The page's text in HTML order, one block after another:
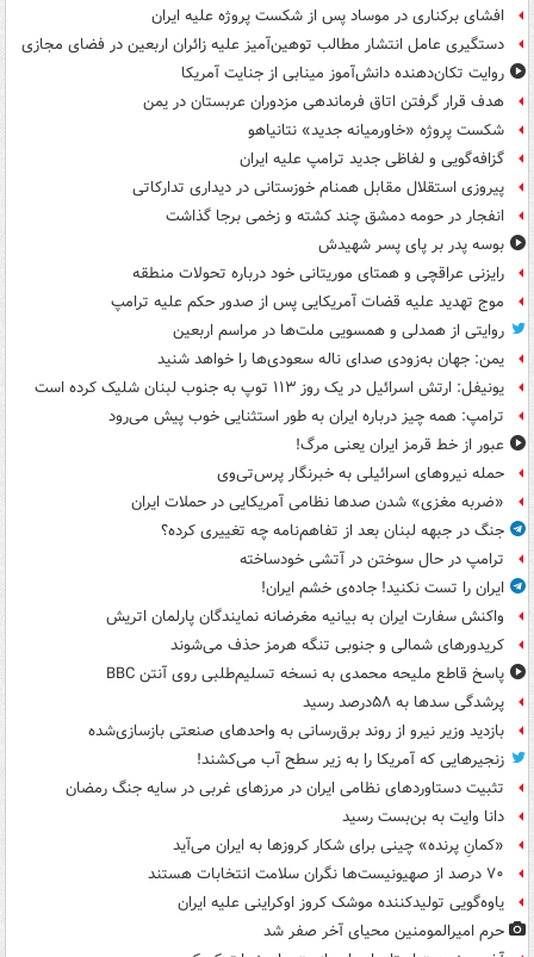
افشای برکناری در موساد پس از شکست پروژه علیه ایران
دستگیری عامل انتشار مطالب توهین‌آمیز علیه زائران اربعین در فضای مجازی
روایت تکان‌دهنده دانش‌آموز مینابی از جنایت آمریکا
هدف قرار گرفتن اتاق‌ فرماندهی مزدوران عربستان در یمن
شکست پروژه «خاورمیانه جدید» نتانیاهو
گزافه‌گویی و لفاظی جدید ترامپ علیه ایران
پیروزی استقلال مقابل همنام خوزستانی در دیداری تدارکاتی
انفجار در حومه دمشق چند کشته و زخمی برجا گذاشت
بوسه‌ پدر بر پای پسر شهیدش
رایزنی عراقچی و همتای موریتانی خود درباره تحولات منطقه
موج تهدید علیه قضات آمریکایی پس از صدور حکم علیه ترامپ
روایتی از همدلی و همسویی ملت‌ها در مراسم اربعین
یمن: جهان به‌زودی صدای ناله سعودی‌ها را خواهد شنید
یونیفل: ارتش اسرائیل در یک روز ۱۱۳ توپ به جنوب لبنان شلیک کرده است
ترامپ: همه چیز درباره ایران به طور استثنایی خوب پیش می‌رود
عبور از خط قرمز ایران یعنی مرگ!
حمله نیروهای اسرائیلی به خبرنگار پرس‌تی‌وی
«ضربه مغزی» شدن صدها نظامی آمریکایی در حملات ایران
جنگ در جبهه لبنان بعد از تفاهم‌نامه چه تغییری کرده؟
ترامپ در حال سوختن در آتشی خودساخته
ایران را تست نکنید! جاده‌ی خشم ایران!
واکنش سفارت ایران به بیانیه مغرضانه نمایندگان پارلمان اتریش
کریدورهای شمالی و جنوبی تنگه هرمز حذف می‌شوند
پاسخ قاطع ملیحه محمدی به نسخه تسلیم‌طلبی روی آنتن BBC
پرشدگی سدها به ۵۸درصد رسید
بازدید وزیر نیرو از روند برق‌رسانی به واحدهای صنعتی بازسازی‌شده
زنجیرهایی که آمریکا را به زیر سطح آب می‌کشند!
تثبیت دستاوردهای نظامی ایران در مرزهای غربی در سایه جنگ رمضان
دانا وایت به بن‌بست رسید
«کمانِ پرنده» چینی برای شکار کروزها به ایران می‌آید
۷۰ درصد از صهیونیست‌ها نگران سلامت انتخابات هستند
یاوه‌گویی تولیدکننده موشک کروز اوکراینی علیه ایران
حرم امیرالمومنین محیای آخر صفر شد